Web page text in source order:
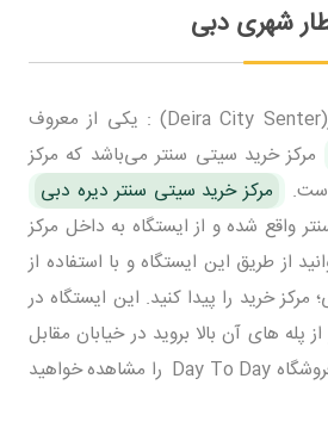
شهری دبی
ایستگاه دیره سیتی‌سنتر(Deira City Senter) : یکی از معروف
مرکز خرید سیتی سنتر می‌باشد که مرکز
مرکز خرید سیتی سنتر دیره دبی
واقع شده و از ایستگاه به داخل مرکز
از طریق این ایستگاه و با استفاده از
مرکز خرید را پیدا کنید. این ایستگاه در
پله های آن بالا بروید در خیابان مقابل
ایستگاه، شعبه ی جدید فروشگاه Day To Day را مشاهده خواهید